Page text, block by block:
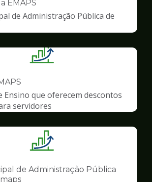
de
Gestão
EMAPS
de Administração Pública de
Ilustração
Gestão
Ensino que oferecem descontos
servidores
Ilustração
pagina
de Administração Pública